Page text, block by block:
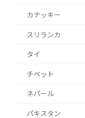
カナッキー
スリランカ
タイ
チベット
ネパール
パキスタン